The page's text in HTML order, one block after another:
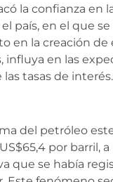
la confianza en
país, en el que se
en la creación de
influya en las
tasas de interés.
del petróleo
por barril, a
que se había